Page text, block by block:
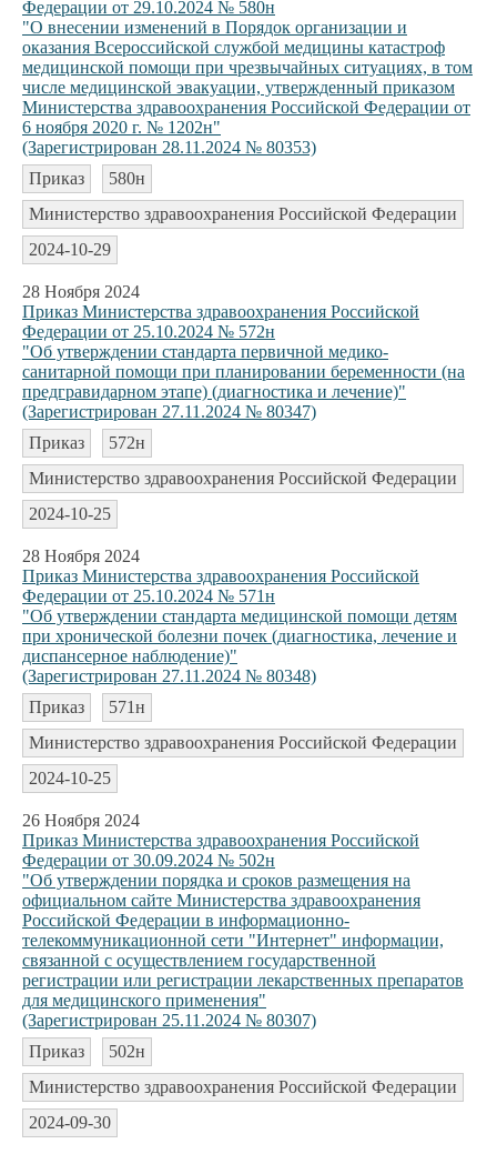
Федерации от 29.10.2024 № 580н
"О внесении изменений в Порядок организации и
оказания Всероссийской службой медицины катастроф
медицинской помощи при чрезвычайных ситуациях, в том
числе медицинской эвакуации, утвержденный приказом
Министерства здравоохранения Российской Федерации от
6 ноября 2020 г. № 1202н"
(Зарегистрирован 28.11.2024 № 80353)
Приказ
580н
Министерство здравоохранения Российской Федерации
2024-10-29
28 Ноября 2024
Приказ Министерства здравоохранения Российской
Федерации от 25.10.2024 № 572н
"Об утверждении стандарта первичной медико-
санитарной помощи при планировании беременности (на
предгравидарном этапе) (диагностика и лечение)"
(Зарегистрирован 27.11.2024 № 80347)
Приказ
572н
Министерство здравоохранения Российской Федерации
2024-10-25
28 Ноября 2024
Приказ Министерства здравоохранения Российской
Федерации от 25.10.2024 № 571н
"Об утверждении стандарта медицинской помощи детям
при хронической болезни почек (диагностика, лечение и
диспансерное наблюдение)"
(Зарегистрирован 27.11.2024 № 80348)
Приказ
571н
Министерство здравоохранения Российской Федерации
2024-10-25
26 Ноября 2024
Приказ Министерства здравоохранения Российской
Федерации от 30.09.2024 № 502н
"Об утверждении порядка и сроков размещения на
официальном сайте Министерства здравоохранения
Российской Федерации в информационно-
телекоммуникационной сети "Интернет" информации,
связанной с осуществлением государственной
регистрации или регистрации лекарственных препаратов
для медицинского применения"
(Зарегистрирован 25.11.2024 № 80307)
Приказ
502н
Министерство здравоохранения Российской Федерации
2024-09-30